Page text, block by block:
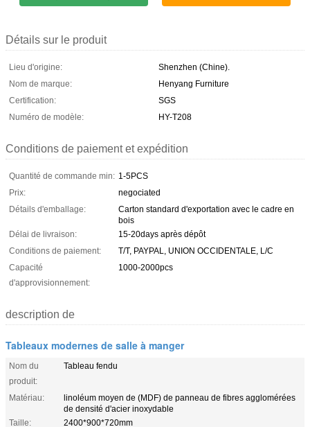
Détails sur le produit
Lieu d'origine:
Shenzhen (Chine).
Nom de marque:
Henyang Furniture
Certification:
SGS
Numéro de modèle:
HY-T208
Conditions de paiement et expédition
Quantité de commande min: 1-5PCS
Prix:
negociated
Détails d'emballage:
Carton standard d'exportation avec le cadre en
bois
Délai de livraison:
15-20days après dépôt
Conditions de paiement:
T/T, PAYPAL, UNION OCCIDENTALE, L/C
Capacité
d'approvisionnement:
1000-2000pcs
description de
Tableaux modernes de salle à manger
Nom du
produit:
Tableau fendu
Matériau:
linoléum moyen de (MDF) de panneau de fibres agglomérées
de densité d'acier inoxydable
Taille:
2400*900*720mm